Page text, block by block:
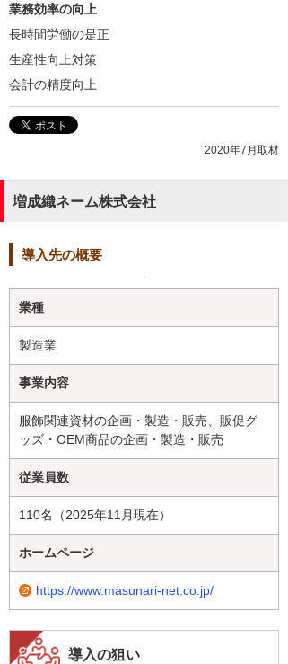
業務効率の向上
長時間労働の是正
生産性向上対策
会計の精度向上
2020年7月取材
増成織ネーム株式会社
導入先の概要
業種
製造業
事業内容
服飾関連資材の企画・製造・販売、販促グ
ッズ・OEM商品の企画・製造・販売
従業員数
110名（2025年11月現在）
ホームページ
https://www.masunari-net.co.jp/
導入の狙い